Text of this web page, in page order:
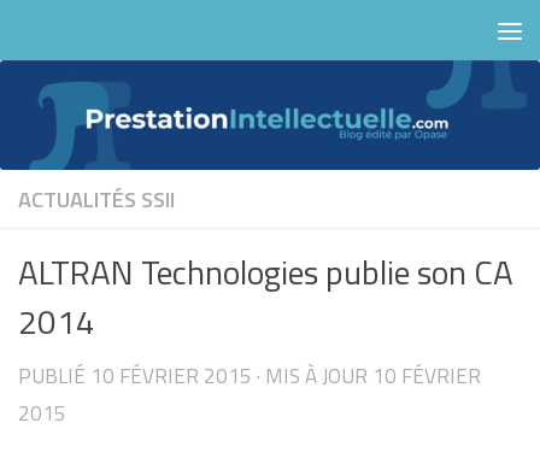
ACTUALITÉS SSII
ALTRAN Technologies publie son CA
2014
PUBLIÉ 10 FÉVRIER 2015 · MIS À JOUR 10 FÉVRIER
2015